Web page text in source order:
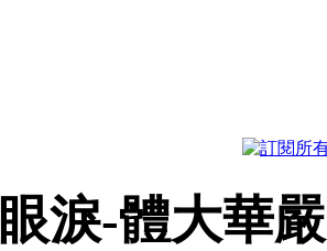
淚-體大華